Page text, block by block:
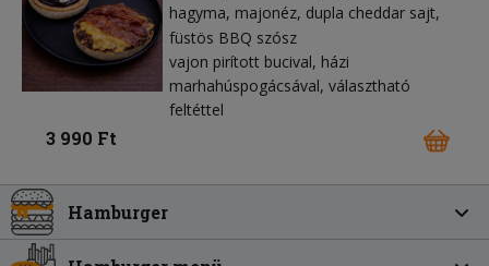
hagyma majonéz dupla cheddar sajt
füstös BBQ szósz
vajon pirított bucival, házi
marhahúspogácsával, választható
feltéttel
3 990 Ft
Hamburger